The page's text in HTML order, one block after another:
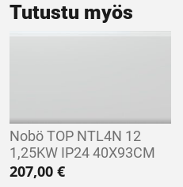
Tutustu myös
Nobö TOP NTL4N 12
1,25KW IP24 40X93CM
207,00 €